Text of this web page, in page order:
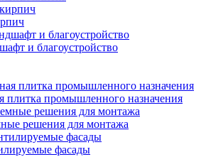
и благоустройство
плитка промышленного назначения
решения для монтажа
фасады